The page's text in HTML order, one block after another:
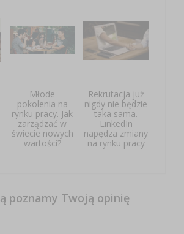
Młode
pokolenia na
rynku pracy. Jak
zarządzać w
świecie nowych
wartości?
Rekrutacja już
nigdy nie będzie
taka sama.
LinkedIn
napędza zmiany
na rynku pracy
poznamy Twoją opinię